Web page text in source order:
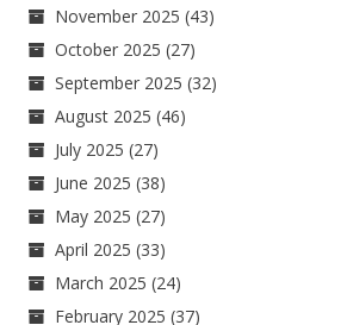
November 2025 (43)
October 2025 (27)
September 2025 (32)
August 2025 (46)
July 2025 (27)
June 2025 (38)
May 2025 (27)
April 2025 (33)
March 2025 (24)
February 2025 (37)